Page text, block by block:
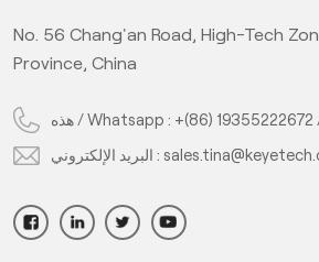
وتصنيف ذكي، واختيار دقيق، وخسارة
بخط الإنتاج الحالي للمصنع. يمكن التمييز
No. 56 Chang'an Road, High-Tech
Province, China
هذه / Whatsapp : +(86) 19355222672
البريد الإلكتروني :